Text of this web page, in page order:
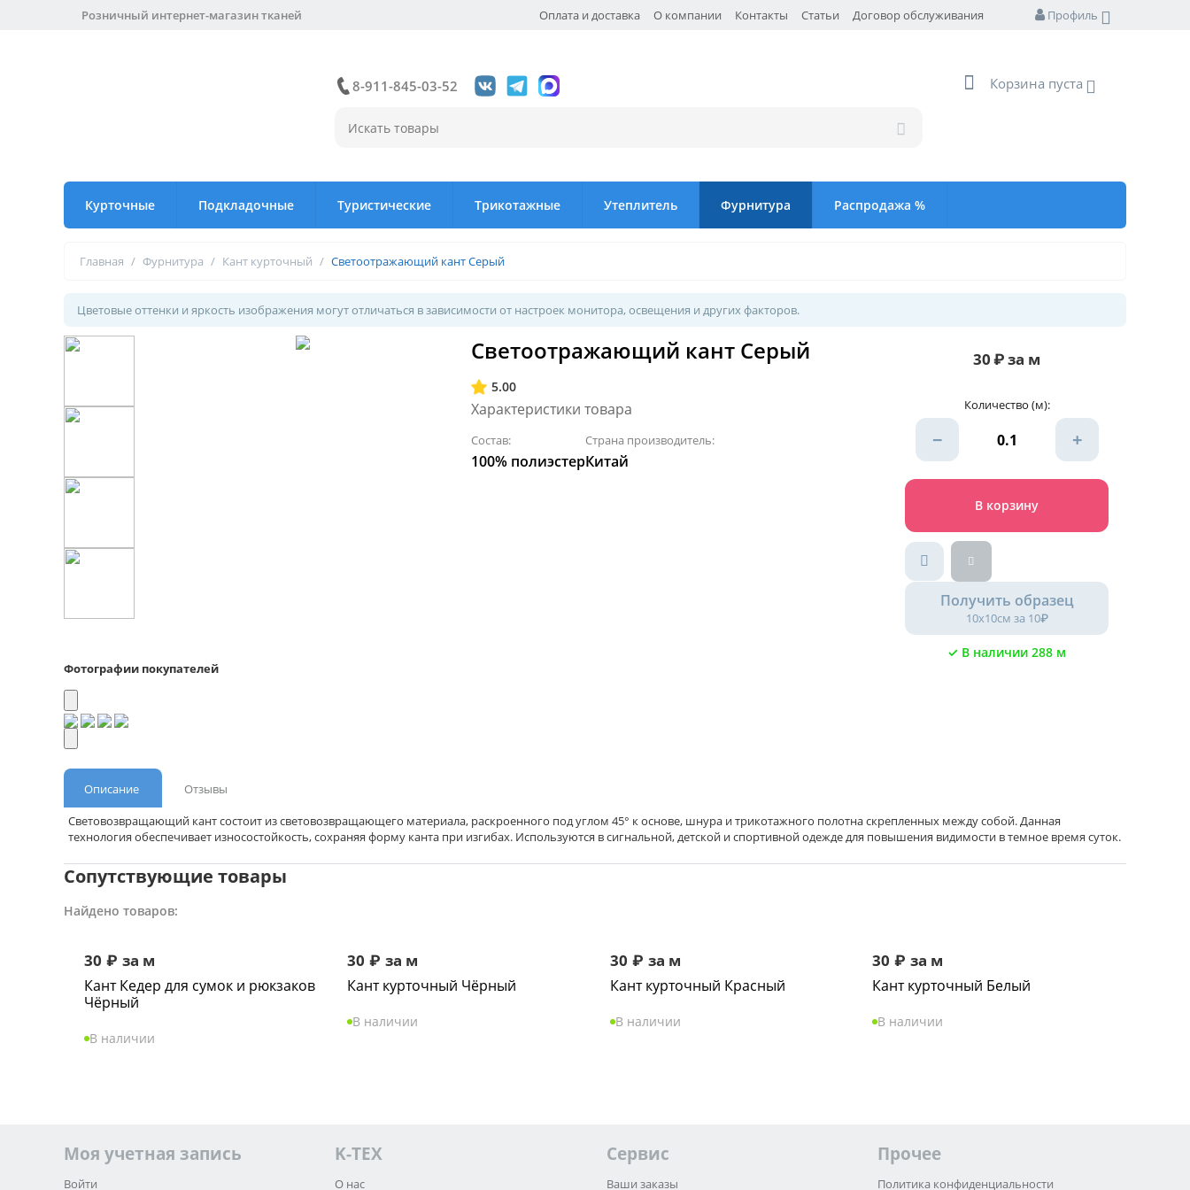
Профиль
Оплата и доставка О компании Контакты Статьи Договор обслуживания
Розничный интернет-магазин тканей
8-911-845-03-52 Корзина пуста
Курточные Подкладочные Туристические Трикотажные Утеплитель Фурнитура Распродажа %
Главная / Фурнитура / Кант курточный / Светоотражающий кант Серый
Цветовые оттенки и яркость изображения могут отличаться в зависимости от настроек монитора, освещения и других факторов.
Светоотражающий кант Серый
5.00
Характеристики товара
Состав:
100% полиэстер
Страна производитель:
Китай
30₽за м
Количество (м):
− +
В корзину
Получить образец
10х10см за 10₽
✓ В наличии 288 м
Фотографии покупателей
Описание
Отзывы
Световозвращающий кант состоит из световозвращающего материала, раскроенного под углом 45° к основе, шнура и трикотажного полотна скрепленных между собой. Данная
технология обеспечивает износостойкость, сохраняя форму канта при изгибах. Используются в сигнальной, детской и спортивной одежде для повышения видимости в темное время суток.
Сопутствующие товары
Найдено товаров:
30 ₽ за м
Кант Кедер для сумок и рюкзаков
Чёрный
В наличии
30 ₽ за м
Кант курточный Чёрный
В наличии
30 ₽ за м
Кант курточный Красный
В наличии
30 ₽ за м
Кант курточный Белый
В наличии
Моя учетная запись
Войти
K-TEX
О нас
Сервис
Ваши заказы
Прочее
Политика конфиденциальности